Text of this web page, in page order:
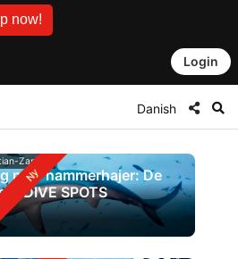
now!
Login
Danish
Zappel
med hammerhajer: De
DIVE SPOTS